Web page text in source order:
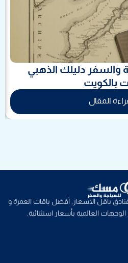
دليلك الذهبي
بالكويت
المقال
بأقل الأسعار, أفضل باقات العمرة و
العالمية بأسعار استثنائية.